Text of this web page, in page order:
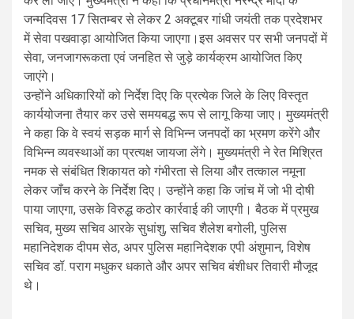
जन्मदिवस 17 सितम्बर से लेकर 2 अक्टूबर गांधी जयंती तक प्रदेशभर
में सेवा पखवाड़ा आयोजित किया जाएगा।इस अवसर पर सभी जनपदों में
सेवा, जनजागरूकता एवं जनहित से जुड़े कार्यक्रम आयोजित किए
जाएंगे।
उन्होंने अधिकारियों को निर्देश दिए कि प्रत्येक जिले के लिए विस्तृत
कार्ययोजना तैयार कर उसे समयबद्ध रूप से लागू किया जाए। मुख्यमंत्री
ने कहा कि वे स्वयं सड़क मार्ग से विभिन्न जनपदों का भ्रमण करेंगे और
विभिन्न व्यवस्थाओं का प्रत्यक्ष जायजा लेंगे। मुख्यमंत्री ने रेत मिश्रित
नमक से संबंधित शिकायत को गंभीरता से लिया और तत्काल नमूना
लेकर जाँच करने के निर्देश दिए। उन्होंने कहा कि जांच में जो भी दोषी
पाया जाएगा, उसके विरुद्ध कठोर कार्रवाई की जाएगी। बैठक में प्रमुख
सचिव, मुख्य सचिव आरके सुधांशु, सचिव शैलेश बगोली, पुलिस
महानिदेशक दीपम सेठ, अपर पुलिस महानिदेशक एपी अंशुमान, विशेष
सचिव डॉ. पराग मधुकर धकाते और अपर सचिव बंशीधर तिवारी मौजूद
थे।